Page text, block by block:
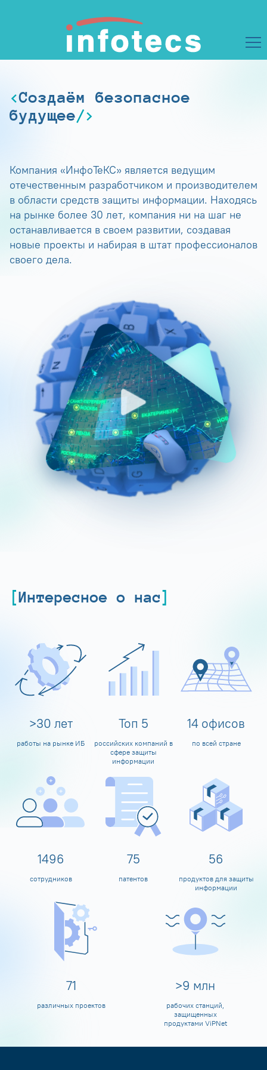
Создаём безопасное
будущее
Компания «ИнфоТеКС» является ведущим
отечественным разработчиком и производителем
в области средств защиты информации. Находясь
на рынке более 30 лет, компания ни на шаг не
останавливается в своем развитии, создавая
новые проекты и набирая в штат профессионалов
своего дела.
Интересное о нас
>30 лет
работы на рынке ИБ
Топ 5
российских компаний в
сфере защиты
информации
14 офисов
по всей стране
1600
сотрудников
80
патентов
60
продуктов для защиты
информации
80
различных проектов
>10 млн
рабочих станций,
защищенных
продуктами ViPNet